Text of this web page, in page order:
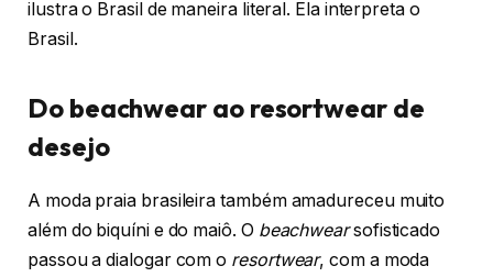
ilustra o Brasil de maneira literal. Ela interpreta o
Brasil.
Do beachwear ao resortwear de
desejo
A moda praia brasileira também amadureceu muito
além do biquíni e do maiô. O beachwearsofisticado
passou a dialogar com o resortwear, com a moda